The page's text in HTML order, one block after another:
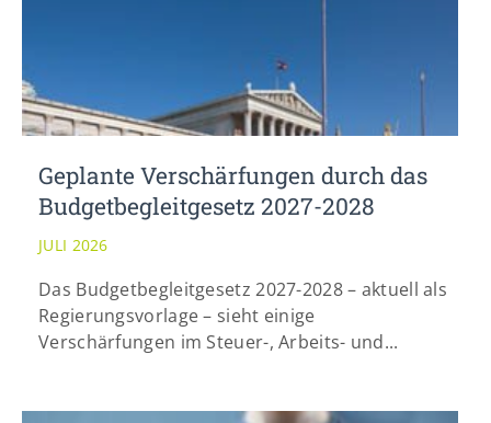
Geplante Verschärfungen durch das
Budgetbegleitgesetz 2027-2028
JULI 2026
Das Budgetbegleitgesetz 2027-2028 – aktuell als
Regierungsvorlage – sieht einige
Verschärfungen im Steuer-, Arbeits- und...